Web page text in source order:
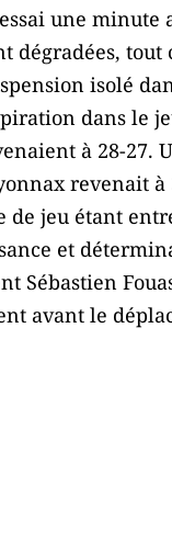
une
dégradées,
isolé
dans le
à 28-27.
revenait
jeu étant
et
Sébastien
avant le